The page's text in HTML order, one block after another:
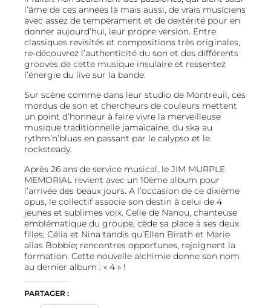
l’âme de ces années là mais aussi, de vrais musiciens
avec assez de tempérament et de dextérité pour en
donner aujourd’hui, leur propre version. Entre
classiques revisités et compositions très originales,
re-découvrez l’authenticité du son et des différents
grooves de cette musique insulaire et ressentez
l’énergie du live sur la bande.
Sur scène comme dans leur studio de Montreuil, ces
mordus de son et chercheurs de couleurs mettent
un point d’honneur à faire vivre la merveilleuse
musique traditionnelle jamaïcaine, du ska au
rythm’n’blues en passant par le calypso et le
rocksteady.
Après 26 ans de service musical, le JIM MURPLE
MEMORIAL revient avec un 10ème album pour
l’arrivée des beaux jours. A l’occasion de ce dixième
opus, le collectif associe son destin à celui de 4
jeunes et sublimes voix. Celle de Nanou, chanteuse
emblématique du groupe, cède sa place à ses deux
filles; Célia et Nina tandis qu’Ellen Birath et Marie
alias Bobbie; rencontres opportunes, rejoignent la
formation. Cette nouvelle alchimie donne son nom
au dernier album : « 4 » !
PARTAGER :